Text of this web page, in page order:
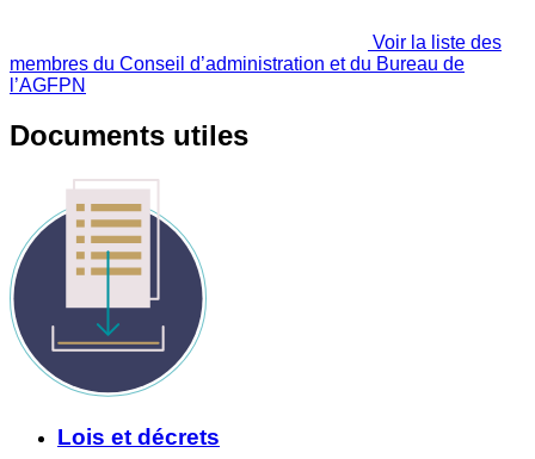
Voir la liste des
membres du Conseil d’administration et du Bureau de
l’AGFPN
Documents utiles
Lois et décrets